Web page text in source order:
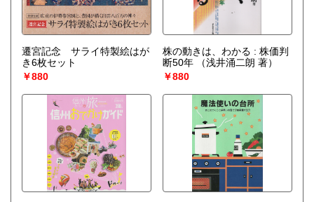
遷宮記念 サライ特製絵はが
き6枚セット
￥880
株の動きは、わかる : 株価判
断50年
（浅井涌二朗 著）
￥880